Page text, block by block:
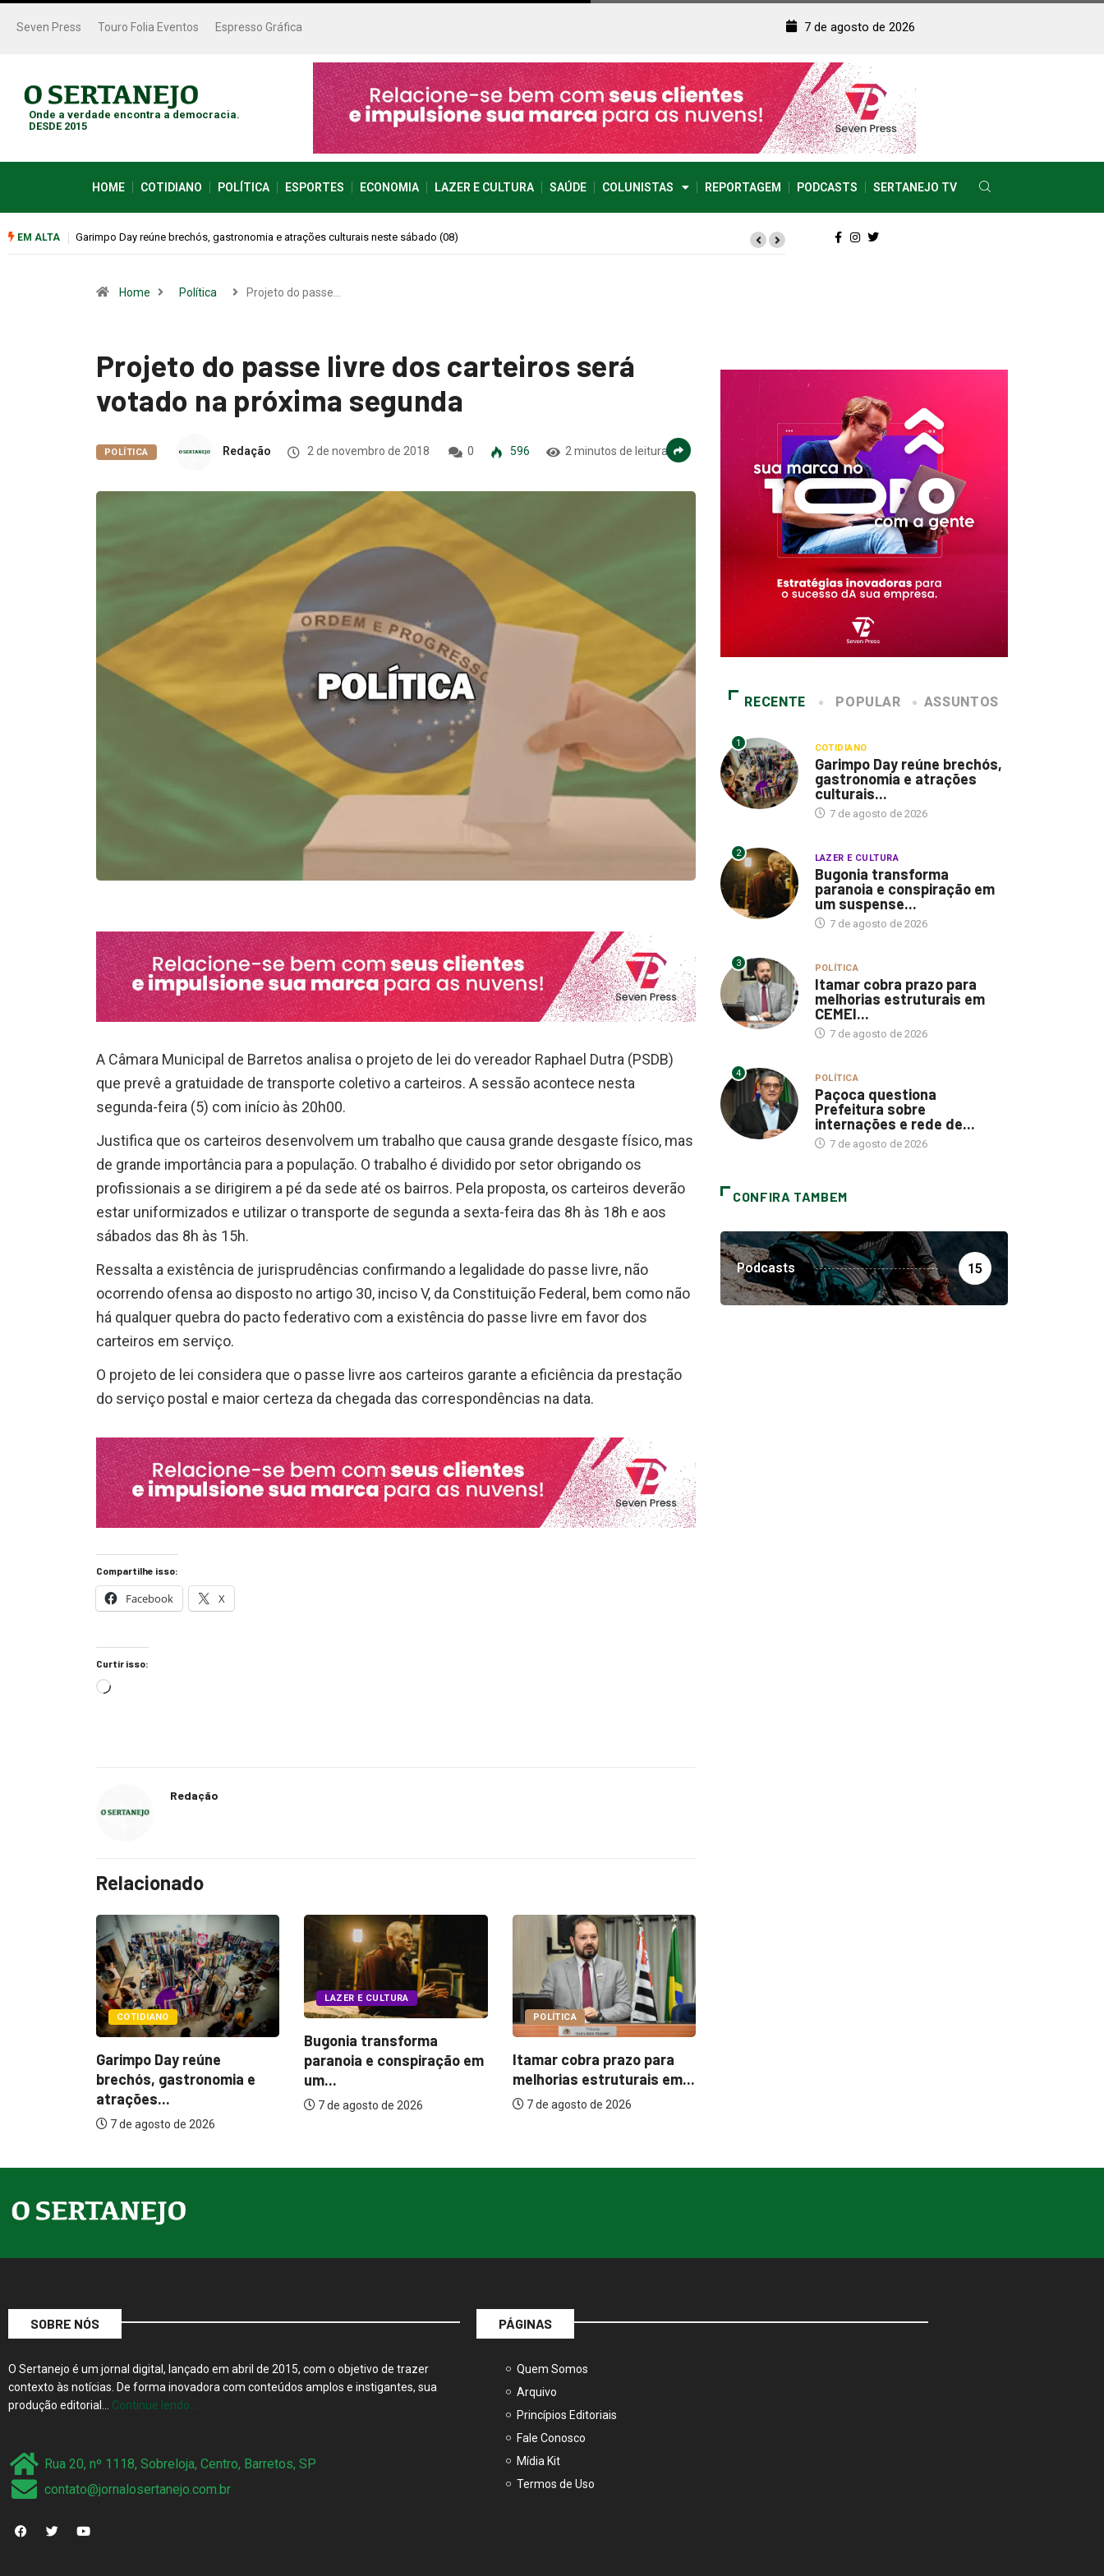
Seven Press Touro Folia Eventos Espresso Gráfica 7 de agosto de 2026
Onde a verdade encontra a democracia.
DESDE 2015
HOME COTIDIANO POLÍTICA ESPORTES ECONOMIA LAZER E CULTURA SAÚDE COLUNISTAS REPORTAGEM PODCASTS SERTANEJO TV
EM ALTA
sábado (08)Bugonia transforma paranoia e conspiração em um suspense imprevisível
Home Política Projeto do passe…
Projeto do passe livre dos carteiros será
votado na próxima segunda
POLÍTICA Redação 2 de novembro de 2018 0 596 2 minutos de leitura
A Câmara Municipal de Barretos analisa o projeto de lei do vereador Raphael Dutra (PSDB)
que prevê a gratuidade de transporte coletivo a carteiros. A sessão acontece nesta
segunda-feira (5) com início às 20h00.
Justifica que os carteiros desenvolvem um trabalho que causa grande desgaste físico, mas
de grande importância para a população. O trabalho é dividido por setor obrigando os
profissionais a se dirigirem a pé da sede até os bairros. Pela proposta, os carteiros deverão
estar uniformizados e utilizar o transporte de segunda a sexta-feira das 8h às 18h e aos
sábados das 8h às 15h.
Ressalta a existência de jurisprudências confirmando a legalidade do passe livre, não
ocorrendo ofensa ao disposto no artigo 30, inciso V, da Constituição Federal, bem como não
há qualquer quebra do pacto federativo com a existência do passe livre em favor dos
carteiros em serviço.
O projeto de lei considera que o passe livre aos carteiros garante a eficiência da prestação
do serviço postal e maior certeza da chegada das correspondências na data.
Compartilhe isso:
Facebook X
Curtir isso:
Redação
Relacionado
LAZER E CULTURA
Bugonia transforma
paranoia e conspiração em
um...
7 de agosto de 2026
POLÍTICA
Itamar cobra prazo para
melhorias estruturais em...
7 de agosto de 2026
COTIDIANO
Garimpo Day reúne
brechós, gastronomia e
atrações...
RECENTE POPULAR ASSUNTOS
1 COTIDIANO
Garimpo Day reúne brechós,
gastronomia e atrações
culturais...
7 de agosto de 2026
2 LAZER E CULTURA
Bugonia transforma
paranoia e conspiração em
um suspense...
7 de agosto de 2026
3 POLÍTICA
Itamar cobra prazo para
melhorias estruturais em
CEMEI...
7 de agosto de 2026
4 POLÍTICA
Paçoca questiona
Prefeitura sobre
internações e rede de...
7 de agosto de 2026
CONFIRA TAMBEM
Podcasts 15
SOBRE NÓS
O Sertanejo é um jornal digital, lançado em abril de 2015, com o objetivo de trazer
contexto às notícias. De forma inovadora com conteúdos amplos e instigantes, sua
produção editorial… Continue lendo…
Rua 20, nº 1118, Sobreloja, Centro, Barretos, SP
contato@jornalosertanejo.com.br
PÁGINAS
Quem Somos
Arquivo
Princípios Editoriais
Fale Conosco
Mídia Kit
Termos de Uso